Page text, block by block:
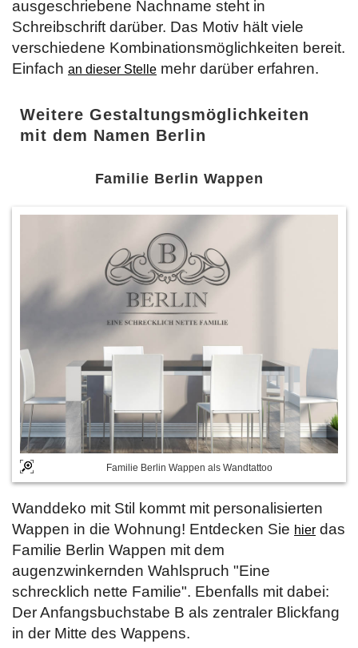
ausgeschriebene Nachname steht in
Schreibschrift darüber. Das Motiv hält viele
verschiedene Kombinationsmöglichkeiten bereit.
Einfach an dieser Stelle mehr darüber erfahren.
Weitere Gestaltungsmöglichkeiten
mit dem Namen Berlin
Familie Berlin Wappen
Familie Berlin Wappen als Wandtattoo
Wanddeko mit Stil kommt mit personalisierten
Wappen in die Wohnung! Entdecken Sie hier das
Familie Berlin Wappen mit dem
augenzwinkernden Wahlspruch "Eine
schrecklich nette Familie". Ebenfalls mit dabei:
Der Anfangsbuchstabe B als zentraler Blickfang
in der Mitte des Wappens.